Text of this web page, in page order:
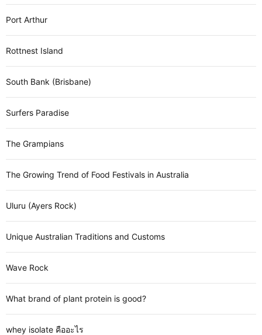
Port Arthur
Rottnest Island
South Bank (Brisbane)
Surfers Paradise
The Grampians
The Growing Trend of Food Festivals in Australia
Uluru (Ayers Rock)
Unique Australian Traditions and Customs
Wave Rock
What brand of plant protein is good?
whey isolate คืออะไร